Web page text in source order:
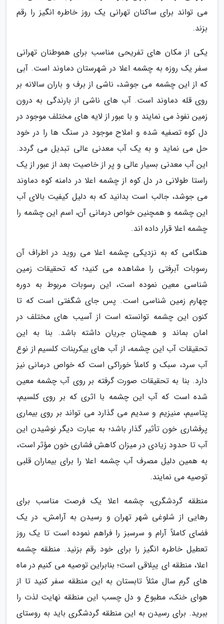
می تواند برای ساکنان تهرانی یک روز خاطره انگیز را رقم
بزند.
یکی از مکان های تفریحی مناسب برای هموطنان تهرانی
سفر یک روزه به چشمه اعلا در شهرستان دماوند است. آبی
که از این چشمه می جوشد، ناشی از برف و باران سالانه بر
روی قله دماوند است. آب های ناشی از بارندگی به درون
زمین نفوذ می نمایند و با عبور از لایه های مختلف موجود در
دل کوه تصفیه شده و املاح موجود در سنگ ها را در خود
حل می نماید و به یک آب معدنی عالی تبدیل می گردد.
این آب معدنی بسیار عالی و پر از خاصیت بعد از عبور از یک
راستا طولانی در دل کوه از چشمه اعلا در دامنه کوه دماوند
می جوشد، جالب است بدانید که به دلیل کیفیت بالای آب
این چشمه و همچنین خواص درمانی آن، اسم این چشمه را
چشمه اعلا قرار داده اند.
هنگامی که به نزدیکی چشمه اعلا می روید در اطراف آن
رسوبات آبرفتی را مشاهده می کنید؛ که تحقیقات زمین
شناسی معین نموده است، این رسوبات مربوط به دوره
چهارم زمین شناسی است. پس جای شگفتی است که تا
کنون این چشمه توانسته است از آسیب های مختلف در
امان بماند و همچنان جریان داشته باشد. بنا به این
تحقیقات آب این چشمه، از آب های بیکربنات کلسیم از نوع
آب سرد، سبک و کاملاً خوراکی است که خواص درمانی نیز
دارد. بنا به تحقیقات صورت گرفته بر روی آب چشمه معین
شده است که آب این چشمه با اثری که بر روی کلسیم،
پتاسیم، منیزیم و سدیم می گذارد می تواند بر روی بیماری
پرفشاری خون تأثیر گذار باشد؛ به عبارت دیگر نوشیدن این
آب تا حدود زیادی در میزان کاهش فشاری خون مؤثر است،
به همین دلیل مصرف آب چشمه اعلا را برای بیماران قلبی
توصیه می نمایند.
منطقه گردشگری، چشمه اعلا یک فرصت مناسب برای
رهایی از شلوغی شهر تهران و رسیدن به آرامش، در یک
فضای کاملاً آرام و سرسبز را فراهم نموده است تا یک روز
تعطیل خاطره انگیز را برای خود رقم بزنید. منطقه چشمه
اعلا، منطقه ای ییلاقی است؛ بنابراین توصیه می کنیم در ماه
های گرم سال مثلاً تابستان به این منطقه سفر کنید تا از
هوای خنک، مطبوع و دل چسب این منطقه نهایت لذت را
ببرید. برای رسیدن به این منطقه گردشگری باید به روستای